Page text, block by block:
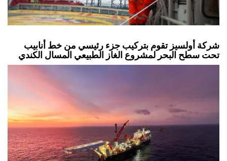
شركة أولسيز تقوم بتركيب جزء رئيسي من خط أنابيب
تحت سطح البحر لمشروع الغاز الطبيعي المسال الكندي